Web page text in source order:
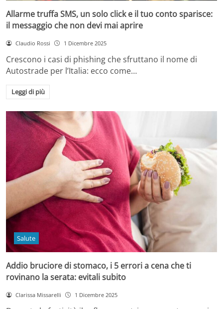
Allarme truffa SMS, un solo click e il tuo conto sparisce:
il messaggio che non devi mai aprire
Claudio Rossi 1 Dicembre 2025
Crescono i casi di phishing che sfruttano il nome di
Autostrade per l’Italia: ecco come…
Leggi di più
Salute
Addio bruciore di stomaco, i 5 errori a cena che ti
rovinano la serata: evitali subito
Clarissa Missarelli 1 Dicembre 2025